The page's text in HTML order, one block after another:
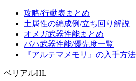
攻略/行動表まとめ
土属性の編成例/立ち回り解説
オメガ武器性能まとめ
バハ武器性能/優先度一覧
『アルテマメモリ』の入手方法
ベリアルHL